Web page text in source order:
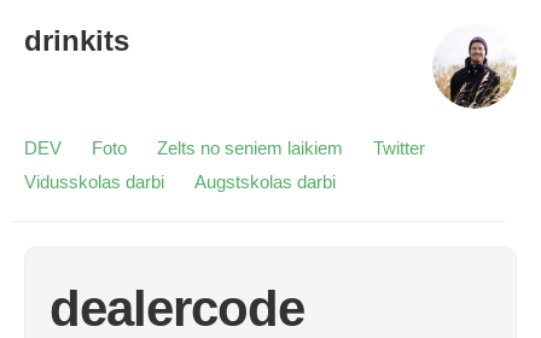
drinkits
DEV Foto Zelts no seniem laikiem
Twitter
Vidusskolas darbi
Augstskolas darbi
dealercode